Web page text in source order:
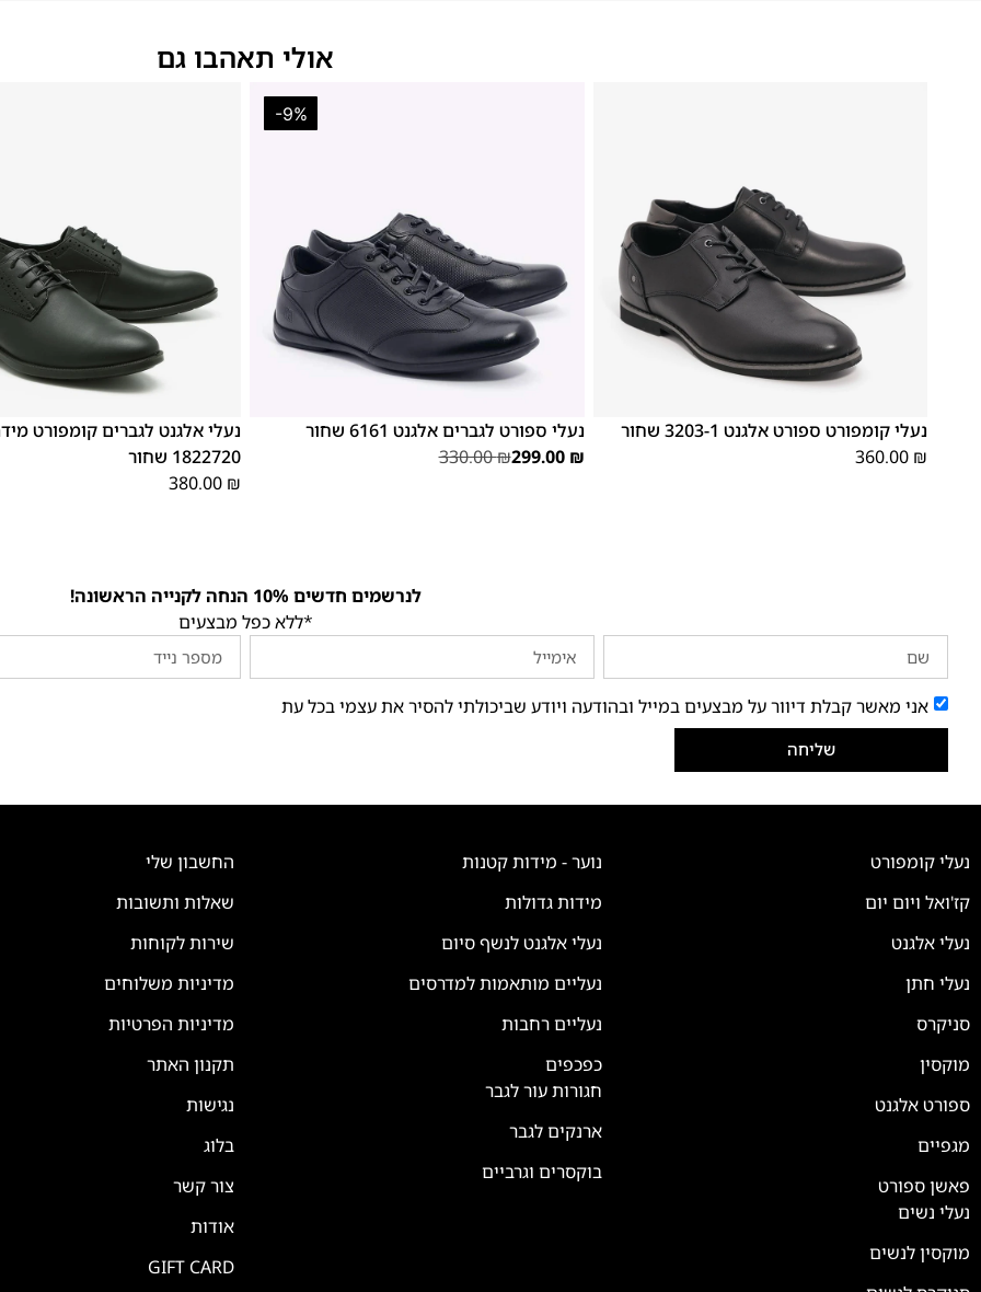
אולי תאהבו גם
נעלי קומפורט ספורט אלגנט 3203-1 שחור
360.00 ₪
-9%
נעלי ספורט לגברים אלגנט 6161 שחור
330.00₪299.00 ₪
נעלי אלגנט לגברים קומפורט
1822720 שחור
380.00 ₪
לנרשמים חדשים 10% הנחה לקנייה הראשונה!
*ללא כפל מבצעים
אני מאשר קבלת דיוור על מבצעים במייל ובהודעה ויודע שביכולתי להסיר את עצמי בכל עת
שליחה
נעלי קומפורט
קז'ואל ויום יום
נעלי אלגנט
נעלי חתן
סניקרס
מוקסין
ספורט אלגנט
מגפיים
פאשן ספורט
נעלי נשים
מוקסין לנשים
נוער - מידות קטנות
מידות גדולות
נעלי אלגנט לנשף סיום
נעליים מותאמות למדרסים
נעליים רחבות
כפכפים
חגורות עור לגבר
ארנקים לגבר
בוקסרים וגרביים
החשבון שלי
שאלות ותשובות
שירות לקוחות
מדיניות משלוחים
מדיניות הפרטיות
תקנון האתר
נגישות
בלוג
צור קשר
אודות
GIFT CARD
💬